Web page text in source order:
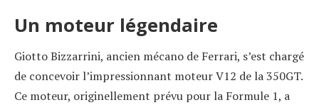
Un moteur légendaire
Giotto Bizzarrini, ancien mécano de Ferrari, s’est chargé
de concevoir l’impressionnant moteur V12 de la 350GT.
Ce moteur, originellement prévu pour la Formule 1, a